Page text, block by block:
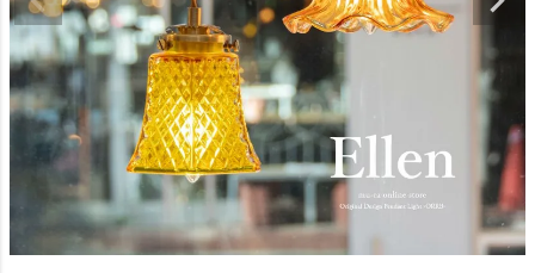
シャンデリア ペンダントライト